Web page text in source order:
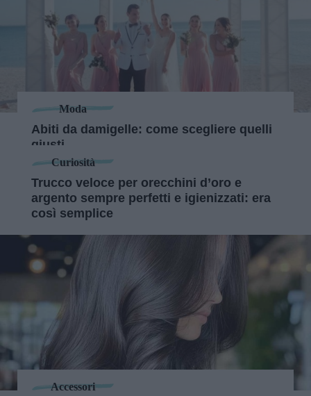
Moda
Abiti da damigelle: come scegliere quelli
giusti
Curiosità
Trucco veloce per orecchini d’oro e
argento sempre perfetti e igienizzati: era
così semplice
Accessori